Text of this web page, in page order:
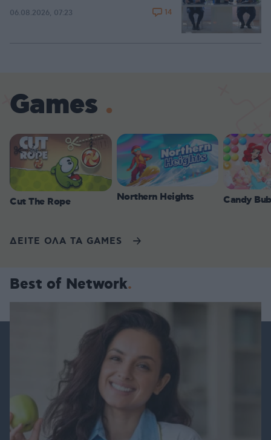
06.08.2026, 07:23 14
Games
Cut The Rope Northern Heights Candy
ΔΕΙΤΕ ΟΛΑ ΤΑ GAMES
Best of Network